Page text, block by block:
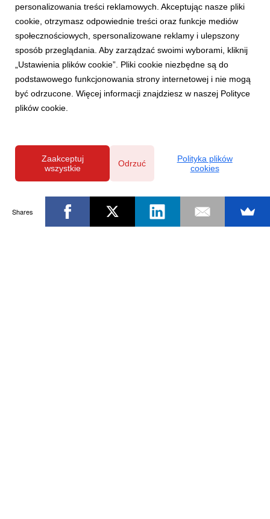
Powered by
personalizowania treści reklamowych. Akceptując nasze pliki
cookie, otrzymasz odpowiednie treści oraz funkcje mediów
społecznościowych, spersonalizowane reklamy i ulepszony
sposób przeglądania. Aby zarządzać swoimi wyborami, kliknij
„Ustawienia plików cookie”. Pliki cookie niezbędne są do
podstawowego funkcjonowania strony internetowej i nie mogą
być odrzucone. Więcej informacji znajdziesz w naszej Polityce
plików cookie.
Zaakceptuj
wszystkie
Odrzuć
Polityka plików
cookies
Shares